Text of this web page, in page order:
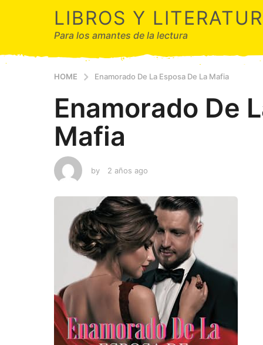
LIBROS Y
Para los amantes de la lectura
HOME Enamorado De La Esposa De La Mafia
Enamorado De
Mafia
by 2 años ago
o
s
a
g
o